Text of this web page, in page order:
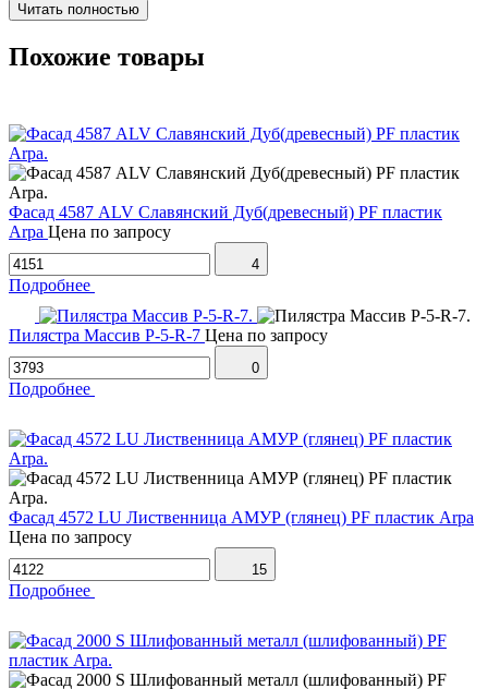
Читать полностью
Похожие товары
Фасад 4587 ALV Славянский Дуб(древесный) PF пластик
Arpa Цена по запросу
4
Подробнее
Пилястра Массив Р-5-R-7 Цена по запросу
0
Подробнее
Фасад 4572 LU Лиственница АМУР (глянец) PF пластик Arpa
Цена по запросу
15
Подробнее